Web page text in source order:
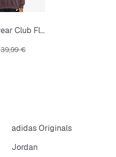
Sportswear Club Fleece Oversized Sweatshirt
Prezzo originale
39,99 €
adidas Originals
Jordan